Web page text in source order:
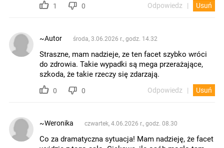
1 0 Odpowiedz Usuń
~Autor środa, 3.06.2026 r., godz. 14.32
Straszne, mam nadzieje, ze ten facet szybko wróci
do zdrowia. Takie wypadki są mega przerażające,
szkoda, że takie rzeczy się zdarzają.
0 0 Odpowiedz Usuń
~Weronika czwartek, 4.06.2026 r., godz. 08.30
Co za dramatyczna sytuacja! Mam nadzieję, że facet